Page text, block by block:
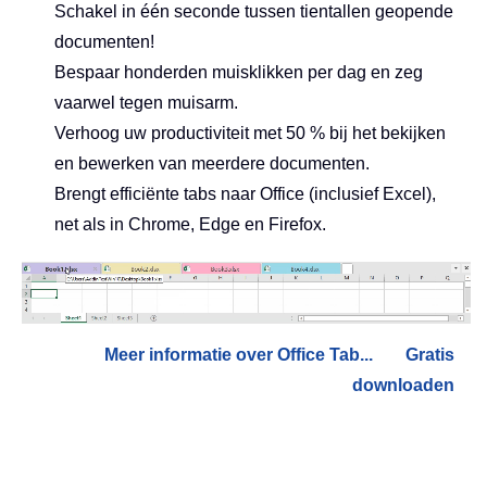
Schakel in één seconde tussen tientallen geopende
documenten!
Bespaar honderden muisklikken per dag en zeg
vaarwel tegen muisarm.
Verhoog uw productiviteit met 50 % bij het bekijken
en bewerken van meerdere documenten.
Brengt efficiënte tabs naar Office (inclusief Excel),
net als in Chrome, Edge en Firefox.
Meer informatie over Office Tab...
Gratis
downloaden